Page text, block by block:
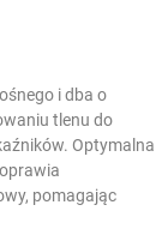
i dba o
tlenu do
Optymalna
pomagając